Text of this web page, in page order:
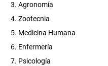
Agronomía
Zootecnia
Medicina Humana
Enfermería
Psicología